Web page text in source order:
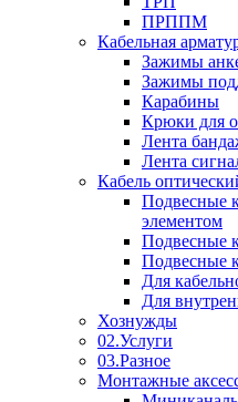
ПРППМ
Кабельная
Зажимы
Зажимы
Карабины
Крюки для
Лента
Лента
Кабель
Подвесные
элементом
Подвесные
Подвесные
Для
Для
Хознужды
02.Услуги
03.Разное
Монтажные